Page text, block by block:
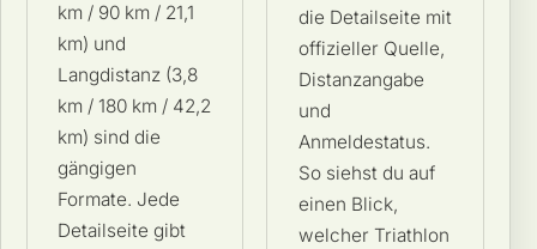
km / 90 km / 21,1
km) und
Langdistanz (3,8
km / 180 km / 42,2
km) sind die
gängigen
Formate. Jede
Detailseite gibt
die Detailseite mit
offizieller Quelle,
Distanzangabe
und
Anmeldestatus.
So siehst du auf
einen Blick,
welcher Triathlon